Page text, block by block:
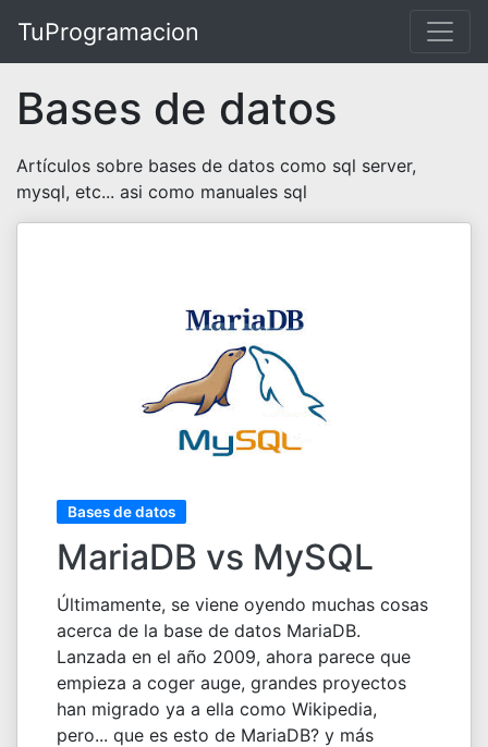
TuProgramacion
Bases de datos
Artículos sobre bases de datos como sql server,
mysql, etc... asi como manuales sql
Bases de datos
MariaDB vs MySQL
Últimamente, se viene oyendo muchas cosas
acerca de la base de datos MariaDB.
Lanzada en el año 2009, ahora parece que
empieza a coger auge, grandes proyectos
han migrado ya a ella como Wikipedia,
pero... que es esto de MariaDB? y más